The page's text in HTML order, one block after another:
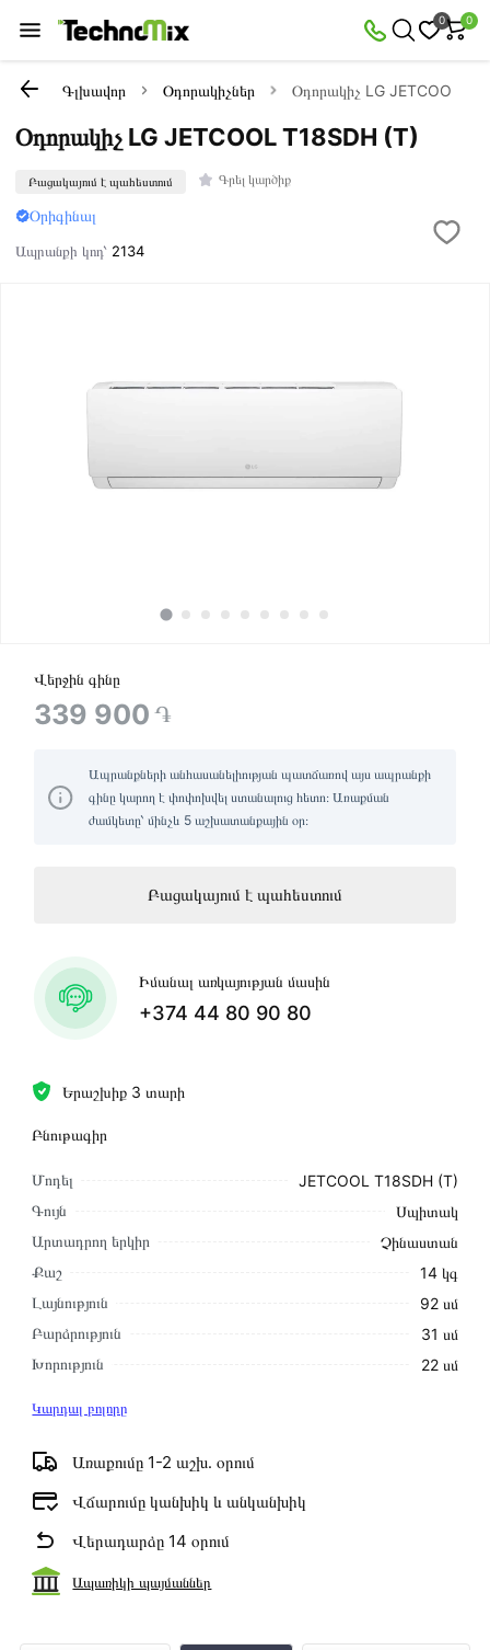
0 0
Գլխավոր Օդորակիչներ Օդորակիչ LG JETCOOL
Օդորակիչ LG JETCOOL T18SDH (T)
Բացակայում է պահեստում Գրել կարծիք
Օրիգինալ
Ապրանքի կոդ՝ 2134
Երաշխիք 3 տարի
Բնութագիր
Մոդել
JETCOOL T18SDH (T)
Գույն
Սպիտակ
Արտադրող երկիր
Չինաստան
Քաշ
14 կգ
Լայնություն
92 սմ
Բարձրություն
31 սմ
Խորություն
22 սմ
Կարդալ բոլորը
Առաքումը 1-2 աշխ․ օրում
Վճարումը կանխիկ և անկանխիկ
Վերադարձը 14 օրում
Ապառիկի պայմաններ
Վերջին գինը
339 900 ֏
Ապրանքների անհասանելիության պատճառով այս ապրանքի
գինը կարող է փոփոխվել ստանալուց հետո։ Առաքման
ժամկետը՝ մինչև 5 աշխատանքային օր։
Բացակայում է պահեստում
Իմանալ առկայության մասին
+374 44 80 90 80